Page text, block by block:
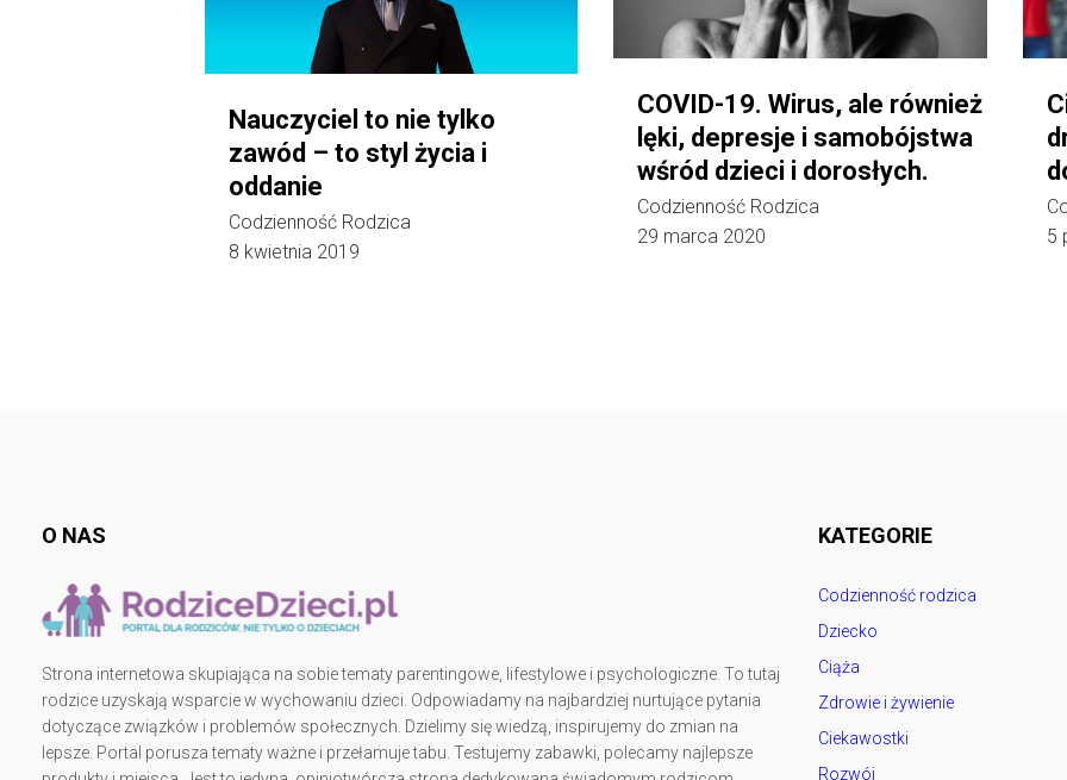
Nauczyciel to nie tylko
zawód – to styl życia i
oddanie
Codzienność Rodzica
8 kwietnia 2019
COVID-19. Wirus, ale również
lęki, depresje i samobójstwa
wśród dzieci i dorosłych.
Codzienność Rodzica
29 marca 2020
5
O NAS
Strona internetowa skupiająca na sobie tematy parentingowe, lifestylowe i psychologiczne. To tutaj
rodzice uzyskają wsparcie w wychowaniu dzieci. Odpowiadamy na najbardziej nurtujące pytania
dotyczące związków i problemów społecznych. Dzielimy się wiedzą, inspirujemy do zmian na
lepsze. Portal porusza tematy ważne i przełamuje tabu. Testujemy zabawki, polecamy najlepsze
KATEGORIE
Codzienność rodzica
Dziecko
Ciąża
Zdrowie i żywienie
Ciekawostki
Rozwój